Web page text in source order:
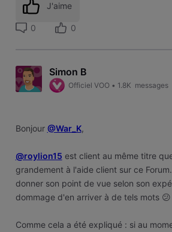
J'aime
0 0
Simon B
Officiel VOO • 1.8K messages
Bonjour @War_K,
@roylion15 est client au même titre
grandement à l'aide client sur ce
donner son point de vue selon son
dommage d'en arriver à de tels mots 😕
Comme cela a été expliqué : si au